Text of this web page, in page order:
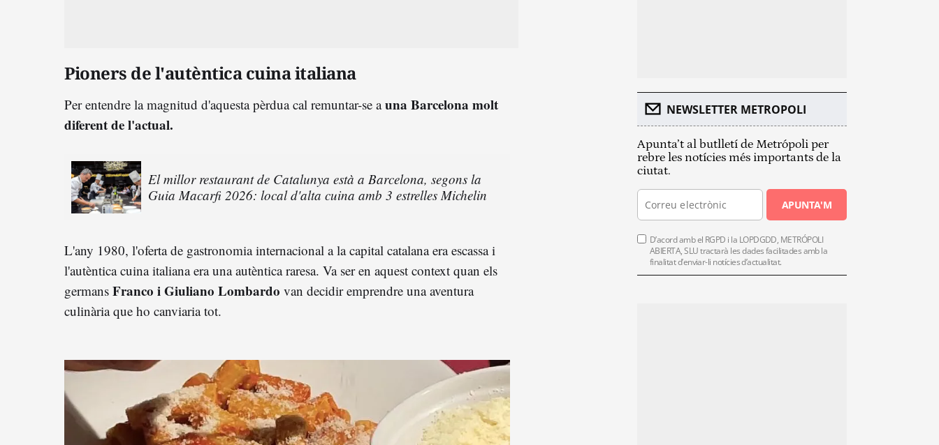
Pioners de l'autèntica cuina italiana
Per entendre la magnitud d'aquesta pèrdua cal remuntar-se auna Barcelona molt
diferent de l'actual.
El millor restaurant de Catalunya està a Barcelona, segons la
Guia Macarfi 2026: local d'alta cuina amb 3 estrelles Michelin
L'any 1980, l'oferta de gastronomia internacional a la capital catalana era escassa i
l'autèntica cuina italiana era una autèntica raresa. Va ser en aquest context quan els
germans Franco i Giuliano Lombardo van decidir emprendre una aventura
culinària que ho canviaria tot.
NEWSLETTER METROPOLI
Apunta’t al butlletí de Metrópoli per
rebre les notícies més importants de la
ciutat.
APUNTA'M
D’acord amb el RGPD i la LOPDGDD, METRÓPOLI
ABIERTA, SLU tractarà les dades facilitades amb la
finalitat d’enviar-li notícies d’actualitat.